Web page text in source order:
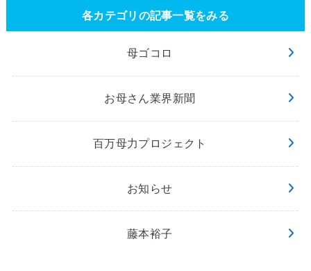
各カテゴリの記事一覧をみる
母ゴコロ
お母さん業界新聞
百万母力プロジェクト
お知らせ
藤本裕子